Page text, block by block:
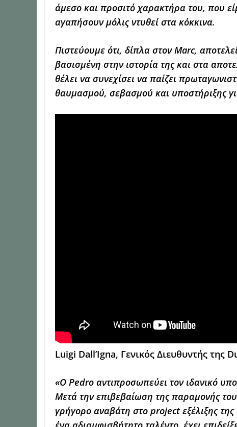
άμεσο και προσιτό χαρακτήρα του, που
αγαπήσουν μόλις ντυθεί στα κόκκινα.
Πιστεύουμε ότι, δίπλα στον Marc,
βασισμένη στην ιστορία της και στα
θέλει να συνεχίσει να παίζει
θαυμασμού, σεβασμού και υποστήριξης
Luigi Dall’Igna, Γενικός Διευθυντής της
«Ο Pedro αντιπροσωπεύει τον ιδανικό
Μετά την επιβεβαίωση της παραμονής
γρήγορο αναβάτη στο project εξέλιξης